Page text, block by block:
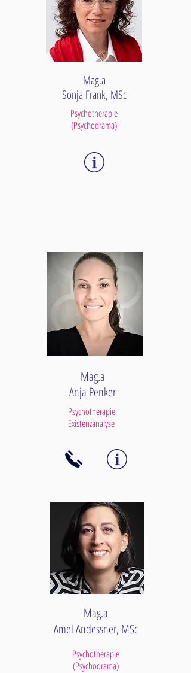
UNSERE
PSYCHOTHERAPEUTINNEN
Mag.a
Sonja Frank, MSc
Psychotherapie
(Psychodrama)
Mag.a
Anja Penker
Psychotherapie
Existenzanalyse
Mag.a
Amel Andessner, MSc
Psychotherapie
(Psychodrama)